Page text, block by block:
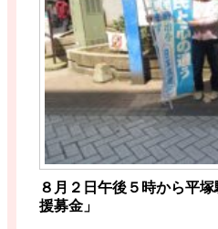
８月２日午後５時から平
援募金」